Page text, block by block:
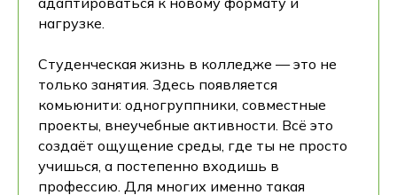
нагрузке.
Студенческая жизнь в колледже — это не
только занятия. Здесь появляется
комьюнити: одногруппники, совместные
проекты, внеучебные активности. Всё это
создаёт ощущение среды, где ты не просто
учишься, а постепенно входишь в
профессию. Для многих именно такая